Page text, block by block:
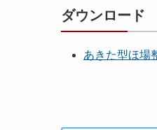
ダウンロード
あきた型ほ場